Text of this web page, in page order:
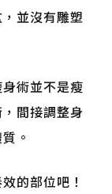
並沒有雕塑
術並不是瘦
間接調整身
。
的部位吧！